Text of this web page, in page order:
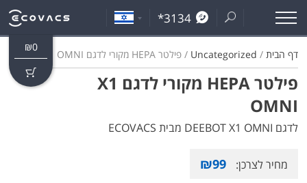
*3134
₪0
פילטר HEPA מקורי לדגם X1
OMNI
דף הבית /
Uncategorized / פילטר HEPA מקורי לדגם X1 OMNI
לדגם DEEBOT X1 OMNI מבית ECOVACS
מחיר לצרכן: ₪99